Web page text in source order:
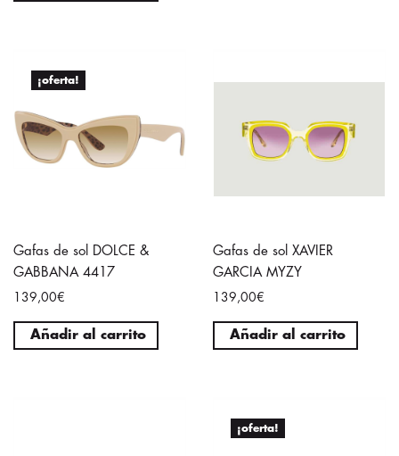
¡oferta!
Gafas de sol DOLCE &
GABBANA 4417
139,00€
Añadir al carrito
Gafas de sol XAVIER
GARCIA MYZY
139,00€
Añadir al carrito
¡oferta!